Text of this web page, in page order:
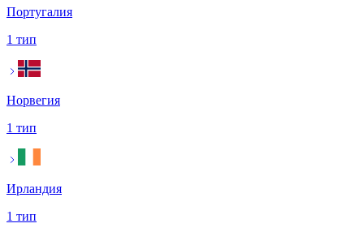
Португалия
1 тип
Норвегия
1 тип
Ирландия
1 тип